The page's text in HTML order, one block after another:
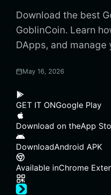
Download the best
GoblinCoin. Learn
DApps, and manage
May 16, 2026
GET IT ONGoogle Play
Download on theApp
DownloadAndroid APK
Available inChrome